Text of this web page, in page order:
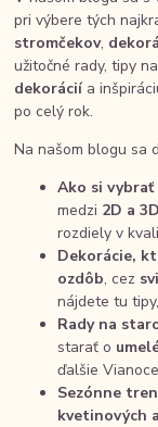
pri výbere tých
stromčekov,
užitočné rady, tipy
dekoráciía
po celý rok.
Na našom blogu sa
Ako si
medzi 2D a
rozdiely v
Dekorácie,
ozdôb, cez
nájdete tu
Rady na
starať o
ďalšie
Sezónne
kvetinových